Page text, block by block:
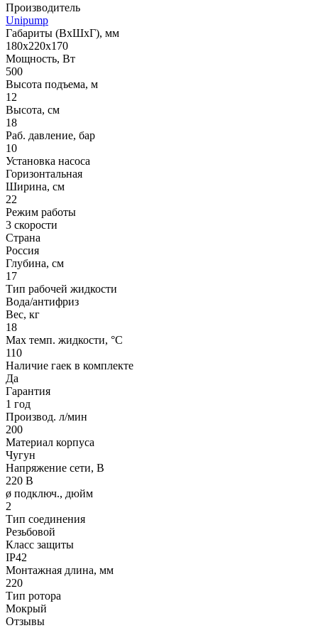
Производитель
Unipump
Габариты (ВхШхГ), мм
180x220x170
Мощность, Вт
500
Высота подъема, м
12
Высота, см
18
Раб. давление, бар
10
Установка насоса
Горизонтальная
Ширина, см
22
Режим работы
3 скорости
Страна
Россия
Глубина, см
17
Тип рабочей жидкости
Вода/антифриз
Вес, кг
18
Max темп. жидкости, °С
110
Наличие гаек в комплекте
Да
Гарантия
1 год
Производ. л/мин
200
Материал корпуса
Чугун
Напряжение сети, В
220 В
ø подключ., дюйм
2
Тип соединения
Резьбовой
Класс защиты
IP42
Монтажная длина, мм
220
Тип ротора
Мокрый
Отзывы